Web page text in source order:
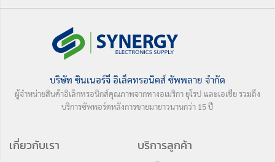
ค่าที่เรากำหนด ช่วยให้เราปรับ
เปลี่ยนสภาวะอากาศภายใน
ห้อง หรือ โรงเรือน ให้เหมาะสม
กับ สภาวะอยู่สบายให้กับผู้อยู่
อาศัย และ เหมาะสมกับ การ
เก็บรักษาวัสดุอุปกรณ์ การ
อีกด้วย สินค้าคุณภาพ
บ้านแมวและสุนัข ฯลฯ สินค้า
CE RoHs
ความชื้นสัมพัทธ์ที่เกินหรือต่ํา
บันทึกข้อมูลทุก ๆ นาทีสะสม
ได้นานถึง 1 ปี แล้วยังสามารถ
ไฟล์ excel ผ่านทางอีเมล์ หน้า
จอกว้างแสดงค่าชัดเจน ทั้งยังมี
ขึ้นในอนาคต เพื่อให้เราเตรียม
ชั่วโมง จากทุกที่ทุกเวลาผ่าน
ว่าอยู่มุมไหนของบ้าน หรือ มุม
ไหนชั้นไหนของอาคาร หรือ ทุก
ภายในห้อง แบบเรียลไทม์ แล้ว
ยังสามารถดูผลย้อนหลังล่าสุด
ความชื้นในอากาศ นอกจากนี้
ยังแสดงสถานะสภาพอากาศ 3
บริษัท ซินเนอร์จี อิเล็คทรอนิคส์ ซัพพลาย จำกัด
ผู้จำหน่ายสินค้าอิเล็กทรอนิกส์คุณภาพจากทางอเมริกา ยุโรป และเอเชีย รวมถึง
บริการซัพพอร์ตหลังการขายมายาวนานกว่า 15 ปี
เกี่ยวกับเรา บริการลูกค้า